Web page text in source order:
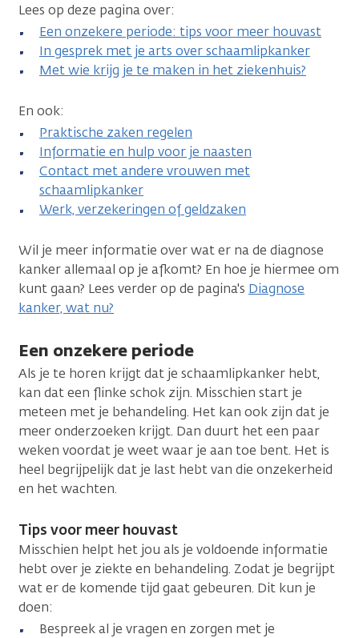
Lees op deze pagina over:
Een onzekere periode: tips voor meer houvast
In gesprek met je arts over schaamlipkanker
Met wie krijg je te maken in het ziekenhuis?
En ook:
Praktische zaken regelen
Informatie en hulp voor je naasten
Contact met andere vrouwen met
schaamlipkanker
Werk, verzekeringen of geldzaken
Wil je meer informatie over wat er na de diagnose
kanker allemaal op je afkomt? En hoe je hiermee om
kunt gaan? Lees verder op de pagina's Diagnose
kanker, wat nu?
Een onzekere periode
Als je te horen krijgt dat je schaamlipkanker hebt,
kan dat een flinke schok zijn. Misschien start je
meteen met je behandeling. Het kan ook zijn dat je
meer onderzoeken krijgt. Dan duurt het een paar
weken voordat je weet waar je aan toe bent. Het is
heel begrijpelijk dat je last hebt van die onzekerheid
en het wachten.
Tips voor meer houvast
Misschien helpt het jou als je voldoende informatie
hebt over je ziekte en behandeling. Zodat je begrijpt
wat er de komende tijd gaat gebeuren. Dit kun je
doen:
Bespreek al je vragen en zorgen met je